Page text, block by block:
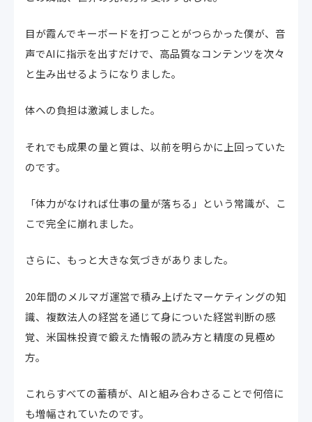
目が霞んでキーボードを打つことがつらかった僕が、音
声でAIに指示を出すだけで、高品質なコンテンツを次々
と生み出せるようになりました。
体への負担は激減しました。
それでも成果の量と質は、以前を明らかに上回っていた
のです。
「体力がなければ仕事の量が落ちる」という常識が、こ
こで完全に崩れました。
さらに、もっと大きな気づきがありました。
20年間のメルマガ運営で積み上げたマーケティングの知
識、複数法人の経営を通じて身についた経営判断の感
覚、米国株投資で鍛えた情報の読み方と精度の見極め
方。
これらすべての蓄積が、AIと組み合わさることで何倍に
も増幅されていたのです。